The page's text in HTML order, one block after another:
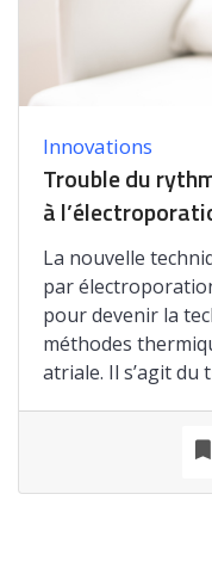
Innovations
Trouble du
à
La nouvelle
par
pour devenir la
méthodes
atriale. Il s’agit